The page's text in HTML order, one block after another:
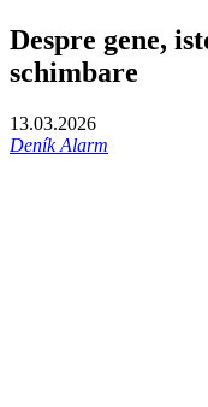
Despre gene,
schimbare
13.03.2026
Deník Alarm